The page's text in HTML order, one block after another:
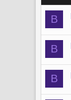
B
B
B